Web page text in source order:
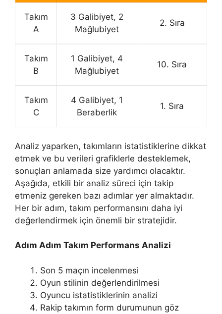
Takım
A
3 Galibiyet, 2
Mağlubiyet
2. Sıra
Takım
B
1 Galibiyet, 4
Mağlubiyet
10. Sıra
Takım
C
4 Galibiyet, 1
Beraberlik
1. Sıra
Analiz yaparken, takımların istatistiklerine dikkat
etmek ve bu verileri grafiklerle desteklemek,
sonuçları anlamada size yardımcı olacaktır.
Aşağıda, etkili bir analiz süreci için takip
etmeniz gereken bazı adımlar yer almaktadır.
Her bir adım, takım performansını daha iyi
değerlendirmek için önemli bir stratejidir.
Adım Adım Takım Performans Analizi
Son 5 maçın incelenmesi
Oyun stilinin değerlendirilmesi
Oyuncu istatistiklerinin analizi
Rakip takımın form durumunun göz